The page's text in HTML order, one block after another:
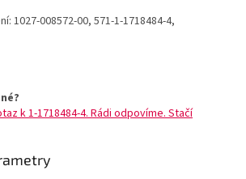
1027-008572-00, 571-1-1718484-4,
k 1-1718484-4. Rádi odpovíme. Stačí